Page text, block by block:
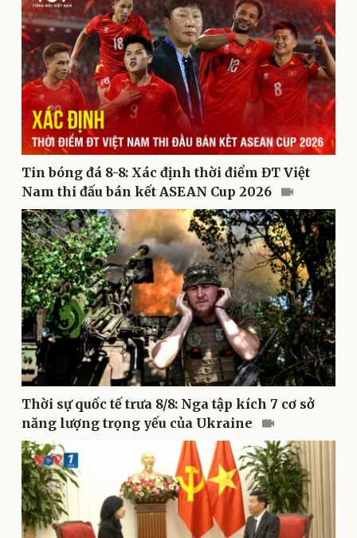
Tỷ giá
Chứng khoán
Giá cà phê
Pháp luật
Vụ án
Tin nóng
Tư vấn luật
Quân sự - Quốc phòng
Vũ khí
Việt Nam
Phân tích
Tin bóng đá 8-8: Xác định thời điểm ĐT Việt
Nam thi đấu bán kết ASEAN Cup 2026
Thời sự quốc tế trưa 8/8: Nga tập kích 7 cơ sở
năng lượng trọng yếu của Ukraine